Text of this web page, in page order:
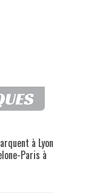
à Lyon
Paris à